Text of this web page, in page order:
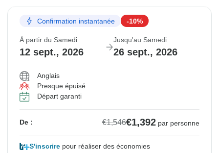
Confirmation instantanée -10%
À partir du Samedi
12 sept., 2026
Jusqu'au Samedi
26 sept., 2026
Anglais
Presque épuisé
Départ garanti
De : €1,546€1,392 par personne
S'inscrire pour réaliser des économies